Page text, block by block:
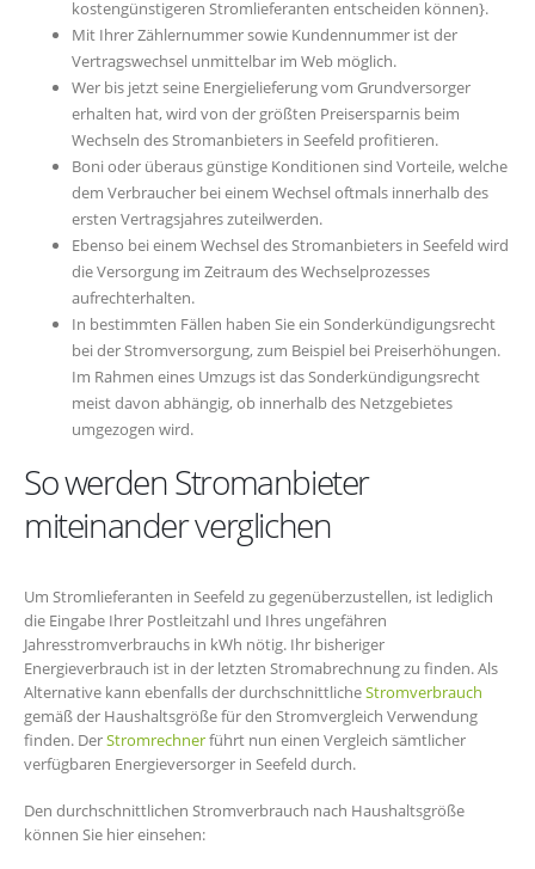
kostengünstigeren Stromlieferanten entscheiden können}.
Mit Ihrer Zählernummer sowie Kundennummer ist der
Vertragswechsel unmittelbar im Web möglich.
Wer bis jetzt seine Energielieferung vom Grundversorger
erhalten hat, wird von der größten Preisersparnis beim
Wechseln des Stromanbieters in Seefeld profitieren.
Boni oder überaus günstige Konditionen sind Vorteile, welche
dem Verbraucher bei einem Wechsel oftmals innerhalb des
ersten Vertragsjahres zuteilwerden.
Ebenso bei einem Wechsel des Stromanbieters in Seefeld wird
die Versorgung im Zeitraum des Wechselprozesses
aufrechterhalten.
In bestimmten Fällen haben Sie ein Sonderkündigungsrecht
bei der Stromversorgung, zum Beispiel bei Preiserhöhungen.
Im Rahmen eines Umzugs ist das Sonderkündigungsrecht
meist davon abhängig, ob innerhalb des Netzgebietes
umgezogen wird.
So werden Stromanbieter
miteinander verglichen
Um Stromlieferanten in Seefeld zu gegenüberzustellen, ist lediglich
die Eingabe Ihrer Postleitzahl und Ihres ungefähren
Jahresstromverbrauchs in kWh nötig. Ihr bisheriger
Energieverbrauch ist in der letzten Stromabrechnung zu finden. Als
Alternative kann ebenfalls der durchschnittlicheStromverbrauch
gemäß der Haushaltsgröße für den Stromvergleich Verwendung
finden. DerStromrechnerführt nun einen Vergleich sämtlicher
verfügbaren Energieversorger in Seefeld durch.
Den durchschnittlichen Stromverbrauch nach Haushaltsgröße
können Sie hier einsehen: